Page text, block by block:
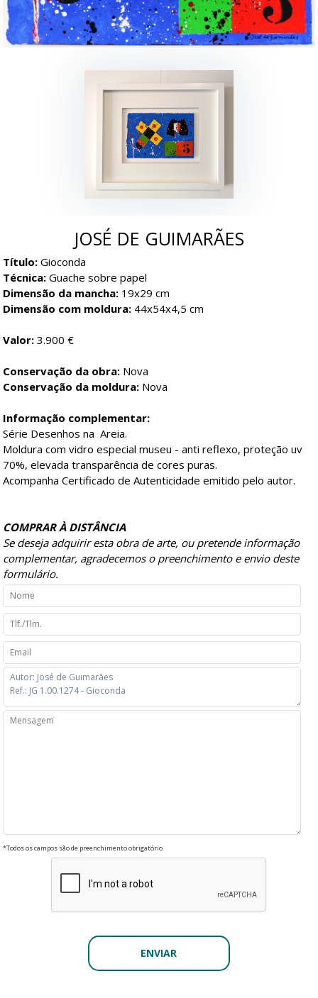
JOSÉ DE GUIMARÃES
Título:Gioconda
Técnica:Guache sobre papel
Dimensão da mancha: 19x29 cm
Dimensão com moldura: 44x54x4,5 cm
Valor:3.900 €
Conservação da obra: Nova
Conservação da moldura: Nova
Informação complementar:
Série Desenhos na Areia.
Moldura com vidro especial museu - anti reflexo, proteção uv
70%, elevada transparência de cores puras.
Acompanha Certificado de Autenticidade emitido pelo autor.
COMPRAR À DISTÂNCIA
Se deseja adquirir esta obra de arte, ou pretende informação
complementar, agradecemos o preenchimento e envio deste
formulário.
*Todos os campos são de preenchimento obrigatório.